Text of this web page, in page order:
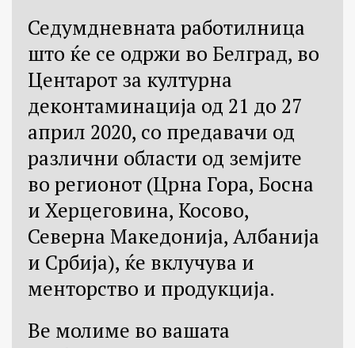
Седумдневната работилница
што ќе се одржи во Белград, во
Центарот за културна
деконтаминација од 21 до 27
април 2020, со предавачи од
различни области од земјите
во регионот (Црна Гора, Босна
и Херцеговина, Косово,
Северна Македонија, Албанија
и Србија), ќе вклучува и
менторство и продукција.
Ве молиме во вашата